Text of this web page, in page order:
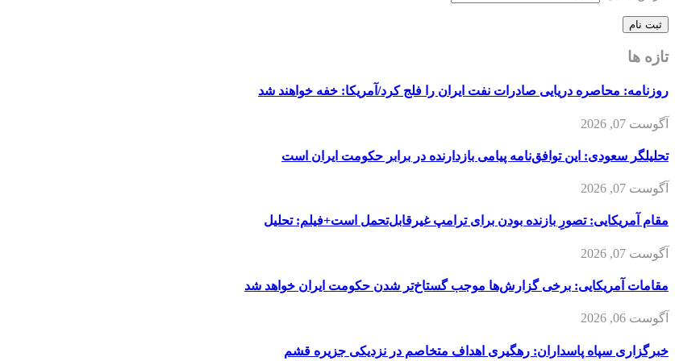
تازه ها
روزنامه: محاصره دریایی صادرات نفت ایران را فلج کرد/آمریکا: خفه خواهند شد
آگوست 07, 2026
تحلیلگر سعودی: این توافق‌نامه پیامی بازدارنده در برابر حکومت ایران است
آگوست 07, 2026
مقام آمریکایی: تصورِ بازنده بودن برای ترامپ غیرقابل‌تحمل است+فیلم: تحلیل
آگوست 07, 2026
مقامات آمریکایی: برخی گزارش‌ها موجب گستاخ‌تر شدن حکومت ایران خواهد شد
آگوست 06, 2026
خبرگزاری سپاه پاسداران: رهگیری اهداف متخاصم در نزدیکی جزیره قشم